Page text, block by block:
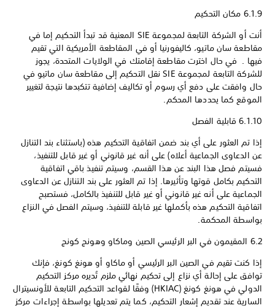
6.1.9 مكان التحكيم
أنت أو الشركة التابعة لمجموعة SIE المعنية قد تبدأ التحكيم إما في
مقاطعة سان ماتيو، كاليفورنيا أو في المقاطعة الأمريكية التي تقيم
فيها . في حال اخترت مقاطعة إقامتك في الولايات المتحدة، يجوز
للشركة التابعة لمجموعة SIE نقل التحكيم إلى مقاطعة سان ماتيو في
حال وافقت على دفع أي رسوم أو تكاليف إضافية تتكبدها نتيجة لتغيير
الموقع كما يحددها المحكم.
6.1.10 قابلية الفصل
إذا تم العثور على أي بند ضمن اتفاقية التحكيم هذه (باستثناء بند التنازل
عن الدعاوى الجماعية أعلاه) على أنه غير قانوني أو غير قابل للتنفيذ،
فسيتم فصل هذا البند عن هذا القسم، وسيتم تنفيذ باقي اتفاقية
التحكيم بكامل قوتها وتأثيرها. إذا تم العثور على بند التنازل عن الدعاوى
الجماعية على أنه غير قانوني أو غير قابل للتنفيذ بالكامل، فستصبح
اتفاقية التحكيم هذه بأكملها غير قابلة للتنفيذ، وسيتم الفصل في النزاع
بواسطة المحكمة.
6.2 المقيمون في البر الرئيسي الصين وماكاو وهونج كونج
إذا كنت تقيم في الصين البر الرئيسي أو ماكاو أو هونغ كونغ، فإنك
توافق على إحالة أي نزاع إلى تحكيم نهائي ملزم تُديره مركز التحكيم
الدولي في هونغ كونغ (HKIAC) وفقًا لقواعد التحكيم التابعة للأونسيترال
السارية عند تقديم إشعار التحكيم، كما يتم تعديلها بواسطة إجراءات مركز